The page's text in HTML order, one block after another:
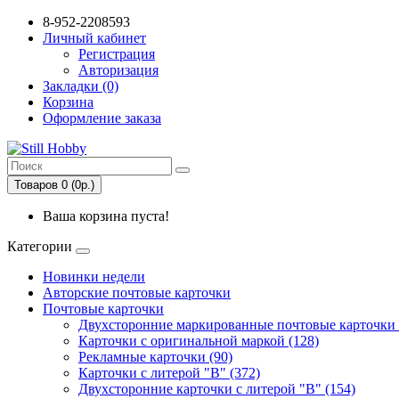
8-952-2208593
Личный кабинет
Регистрация
Авторизация
Закладки (0)
Корзина
Оформление заказа
Товаров 0 (0р.)
Ваша корзина пуста!
Категории
Новинки недели
Авторские почтовые карточки
Почтовые карточки
Двухсторонние маркированные почтовые карточки
Карточки с оригинальной маркой (128)
Рекламные карточки (90)
Карточки с литерой "В" (372)
Двухсторонние карточки с литерой "В" (154)